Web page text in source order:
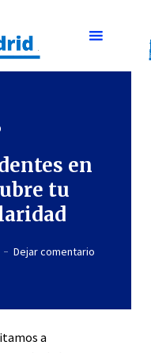
en
tu
Dejar comentario
a